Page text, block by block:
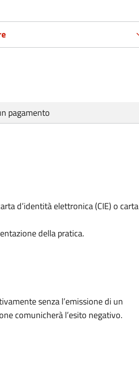
pagamento
d’identità elettronica (CIE) o carta
della pratica.
senza l’emissione di un
comunicherà l’esito negativo.